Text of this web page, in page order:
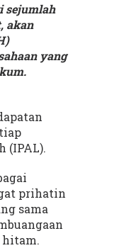
sejumlah
akan
yang
(IPAL).
prihatin
sama
hitam.